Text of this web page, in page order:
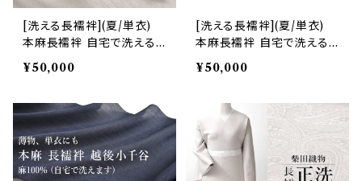
[洗える長襦袢](夏/単衣)
本麻長襦袢 自宅で洗える
天然素材 志賀麻 (商品番
号:17670)
¥50,000
[洗える長襦袢](夏/単衣)
本麻長襦袢 自宅で洗える
天然素材 志賀麻 (商品番
号:15753)
¥50,000